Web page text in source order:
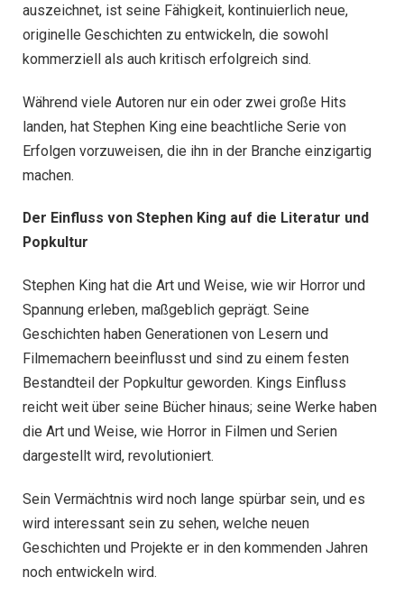
auszeichnet, ist seine Fähigkeit, kontinuierlich neue,
originelle Geschichten zu entwickeln, die sowohl
kommerziell als auch kritisch erfolgreich sind.
Während viele Autoren nur ein oder zwei große Hits
landen, hat Stephen King eine beachtliche Serie von
Erfolgen vorzuweisen, die ihn in der Branche einzigartig
machen.
Der Einfluss von Stephen King auf die Literatur und
Popkultur
Stephen King hat die Art und Weise, wie wir Horror und
Spannung erleben, maßgeblich geprägt. Seine
Geschichten haben Generationen von Lesern und
Filmemachern beeinflusst und sind zu einem festen
Bestandteil der Popkultur geworden. Kings Einfluss
reicht weit über seine Bücher hinaus; seine Werke haben
die Art und Weise, wie Horror in Filmen und Serien
dargestellt wird, revolutioniert.
Sein Vermächtnis wird noch lange spürbar sein, und es
wird interessant sein zu sehen, welche neuen
Geschichten und Projekte er in den kommenden Jahren
noch entwickeln wird.